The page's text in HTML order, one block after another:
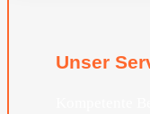
Unser